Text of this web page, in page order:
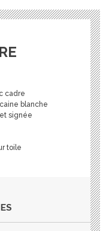
cadre
blanche
signée
toile